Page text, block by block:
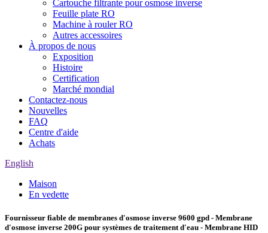
Cartouche filtrante pour osmose inverse
Feuille plate RO
Machine à rouler RO
Autres accessoires
À propos de nous
Exposition
Histoire
Certification
Marché mondial
Contactez-nous
Nouvelles
FAQ
Centre d'aide
Achats
English
Maison
En vedette
Fournisseur fiable de membranes d'osmose inverse 9600 gpd - Membrane
d'osmose inverse 200G pour systèmes de traitement d'eau - Membrane HID